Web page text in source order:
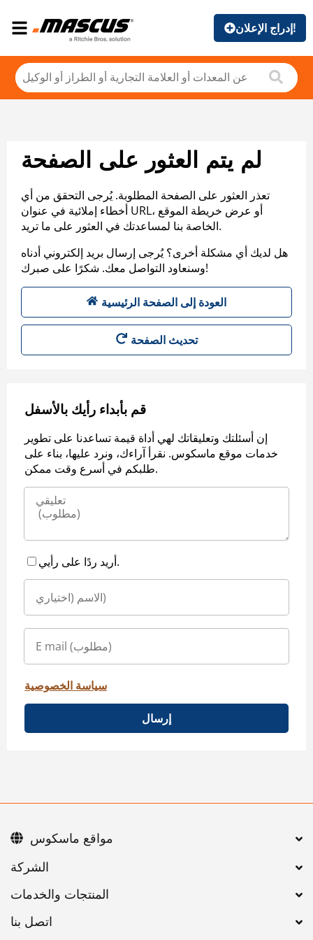
إدراج الإعلان!
لم يتم العثور على الصفحة
تعذر العثور على الصفحة المطلوبة. يُرجى التحقق من أي
أخطاء إملائية في عنوان URL، أو عرض خريطة الموقع
الخاصة بنا لمساعدتك في العثور على ما تريد.
هل لديك أي مشكلة أخرى؟ يُرجى إرسال بريد إلكتروني أدناه
وسنعاود التواصل معك. شكرًا على صبرك!
العودة إلى الصفحة الرئيسية
تحديث الصفحة
قم بأبداء رأيك بالأسفل
إن أسئلتك وتعليقاتك لهي أداة قيمة تساعدنا على تطوير
خدمات موقع ماسكوس. نقرأ آراءك، ونرد عليها، بناء على
طلبكم في أسرع وقت ممكن.
أريد ردًا على رأيي.
سياسة الخصوصية
إرسال
اتصل بنا
مواقع ماسكوس